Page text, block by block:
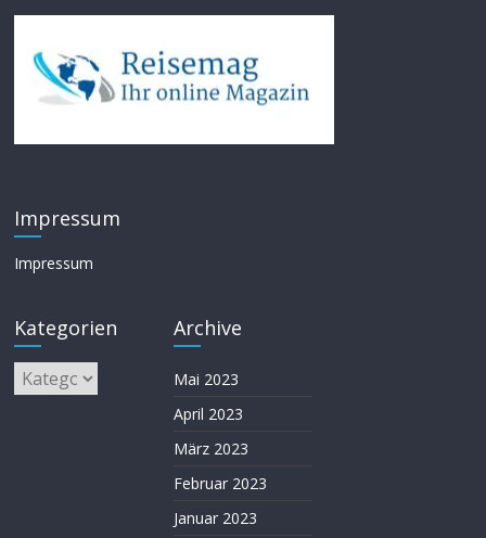
Impressum
Impressum
Kategorien
Kategorien
Archive
Mai 2023
April 2023
März 2023
Februar 2023
Januar 2023